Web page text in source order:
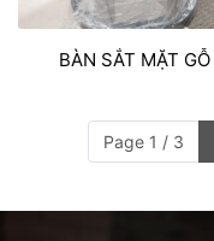
BÀN SẮT MẶT GỖ
Page 1 / 3